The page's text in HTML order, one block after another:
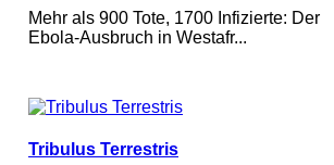
Mehr als 900 Tote, 1700 Infizierte: Der
Ebola-Ausbruch in Westafr...
Tribulus Terrestris